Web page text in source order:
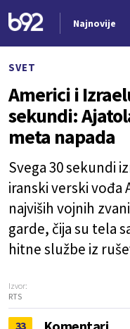
Najnovije
SVET
Americi i
sekundi:
meta napada
Svega 30 sekundi
iranski verski vođa
najviših vojnih
garde, čija su tela
hitne službe iz
Izvor:
RTS
33